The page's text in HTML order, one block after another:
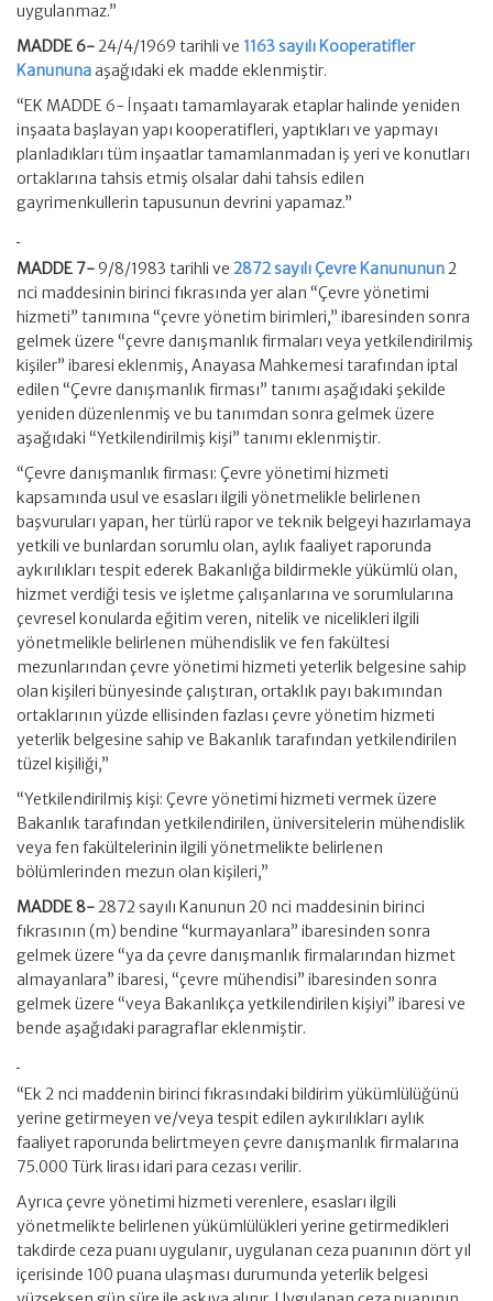
uygulanmaz.”
MADDE 6-24/4/1969 tarihli ve 1163 sayılı Kooperatifler
Kanununaaşağıdaki ek madde eklenmiştir.
“EK MADDE 6- İnşaatı tamamlayarak etaplar halinde yeniden
inşaata başlayan yapı kooperatifleri, yaptıkları ve yapmayı
planladıkları tüm inşaatlar tamamlanmadan iş yeri ve konutları
ortaklarına tahsis etmiş olsalar dahi tahsis edilen
gayrimenkullerin tapusunun devrini yapamaz.”
MADDE 7-9/8/1983 tarihli ve 2872 sayılı Çevre Kanununun2
nci maddesinin birinci fıkrasında yer alan “Çevre yönetimi
hizmeti” tanımına “çevre yönetim birimleri,” ibaresinden sonra
gelmek üzere “çevre danışmanlık firmaları veya yetkilendirilmiş
kişiler” ibaresi eklenmiş, Anayasa Mahkemesi tarafından iptal
edilen “Çevre danışmanlık firması” tanımı aşağıdaki şekilde
yeniden düzenlenmiş ve bu tanımdan sonra gelmek üzere
aşağıdaki “Yetkilendirilmiş kişi” tanımı eklenmiştir.
“Çevre danışmanlık firması: Çevre yönetimi hizmeti
kapsamında usul ve esasları ilgili yönetmelikle belirlenen
başvuruları yapan, her türlü rapor ve teknik belgeyi hazırlamaya
yetkili ve bunlardan sorumlu olan, aylık faaliyet raporunda
aykırılıkları tespit ederek Bakanlığa bildirmekle yükümlü olan,
hizmet verdiği tesis ve işletme çalışanlarına ve sorumlularına
çevresel konularda eğitim veren, nitelik ve nicelikleri ilgili
yönetmelikle belirlenen mühendislik ve fen fakültesi
mezunlarından çevre yönetimi hizmeti yeterlik belgesine sahip
olan kişileri bünyesinde çalıştıran, ortaklık payı bakımından
ortaklarının yüzde ellisinden fazlası çevre yönetim hizmeti
yeterlik belgesine sahip ve Bakanlık tarafından yetkilendirilen
tüzel kişiliği,”
“Yetkilendirilmiş kişi: Çevre yönetimi hizmeti vermek üzere
Bakanlık tarafından yetkilendirilen, üniversitelerin mühendislik
veya fen fakültelerinin ilgili yönetmelikte belirlenen
bölümlerinden mezun olan kişileri,”
MADDE 8-2872 sayılı Kanunun 20 nci maddesinin birinci
fıkrasının (m) bendine “kurmayanlara” ibaresinden sonra
gelmek üzere “ya da çevre danışmanlık firmalarından hizmet
almayanlara” ibaresi, “çevre mühendisi” ibaresinden sonra
gelmek üzere “veya Bakanlıkça yetkilendirilen kişiyi” ibaresi ve
bende aşağıdaki paragraflar eklenmiştir.
“Ek 2 nci maddenin birinci fıkrasındaki bildirim yükümlülüğünü
yerine getirmeyen ve/veya tespit edilen aykırılıkları aylık
faaliyet raporunda belirtmeyen çevre danışmanlık firmalarına
75.000 Türk lirası idari para cezası verilir.
Ayrıca çevre yönetimi hizmeti verenlere, esasları ilgili
yönetmelikte belirlenen yükümlülükleri yerine getirmedikleri
takdirde ceza puanı uygulanır, uygulanan ceza puanının dört yıl
içerisinde 100 puana ulaşması durumunda yeterlik belgesi